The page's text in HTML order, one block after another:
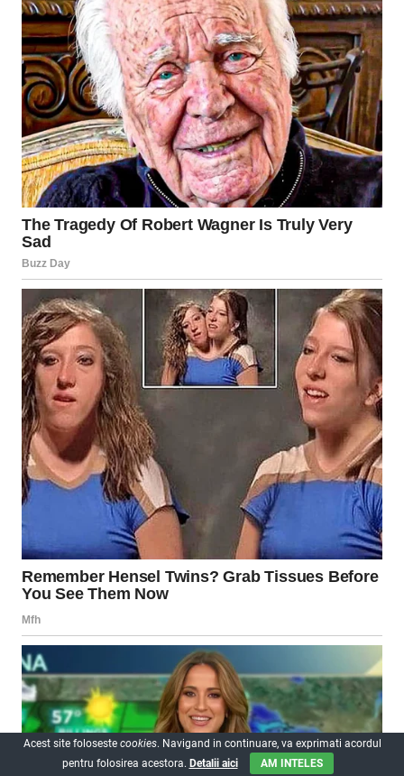
Acest site foloseste cookies. Navigand in continuare, va exprimati acordul
pentru folosirea acestora. Detalii aici AM INTELES